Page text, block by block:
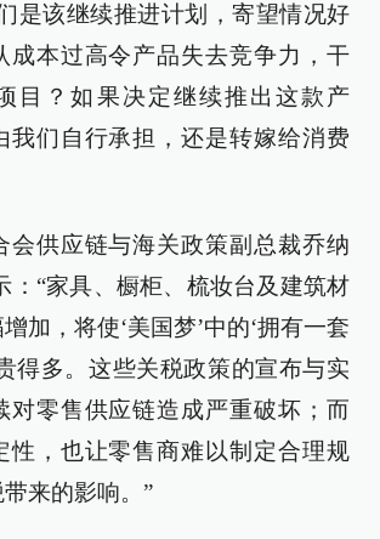
是该继续推进计划，寄望情况好
成本过高令产品失去竞争力，干
目？如果决定继续推出这款产
我们自行承担，还是转嫁给消费
会供应链与海关政策副总裁乔纳
：“家具、橱柜、梳妆台及建筑材
加，将使‘美国梦’中的‘拥有一套
得多。这些关税政策的宣布与实
对零售供应链造成严重破坏；而
性，也让零售商难以制定合理规
来的影响。”